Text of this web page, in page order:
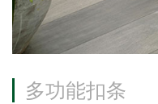
多功能扣条